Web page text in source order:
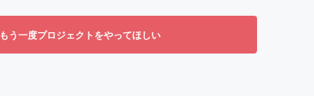
もう一度プロジェクトをやってほしい